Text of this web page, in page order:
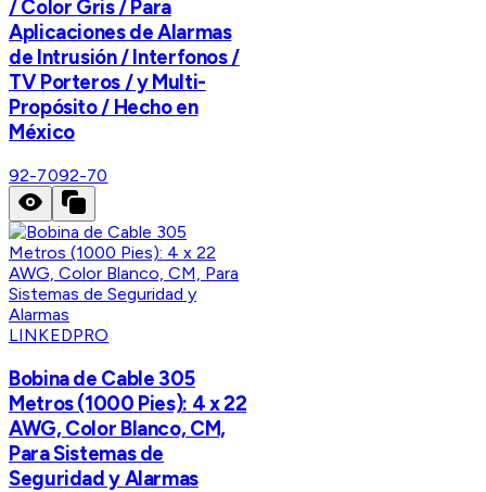
/ Color Gris / Para
Aplicaciones de Alarmas
de Intrusión / Interfonos /
TV Porteros / y Multi-
Propósito / Hecho en
México
92-7092-70
LINKEDPRO
Bobina de Cable 305
Metros (1000 Pies): 4 x 22
AWG, Color Blanco, CM,
Para Sistemas de
Seguridad y Alarmas